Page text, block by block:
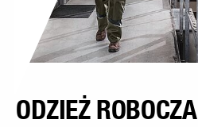
ODZIEŻ ROBOCZA